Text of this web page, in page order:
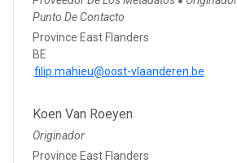
Punto De Contacto
Province East Flanders
BE
filip.mahieu@oost-vlaanderen.be
Koen Van Roeyen
Originador
Province East Flanders